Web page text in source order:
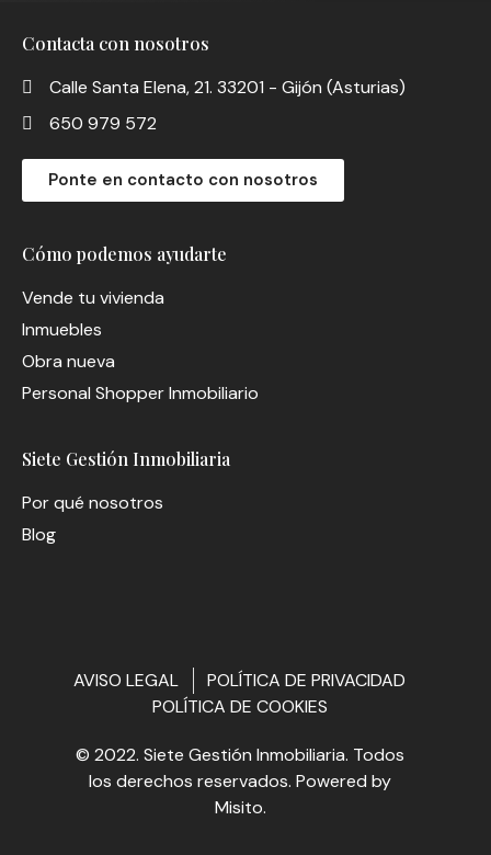
Siete Gestión Inmobiliaria
Por qué nosotros
Blog
Cómo podemos ayudarte
Vende tu vivienda
Inmuebles
Obra nueva
Personal Shopper Inmobiliario
Contacta con nosotros
Calle Santa Elena, 21. 33201 - Gijón (Asturias)
650 979 572
Ponte en contacto con nosotros
AVISO LEGAL
POLÍTICA DE PRIVACIDAD
POLÍTICA DE COOKIES
© 2022. Siete Gestión Inmobiliaria. Todos
los derechos reservados. Powered by
Misito.